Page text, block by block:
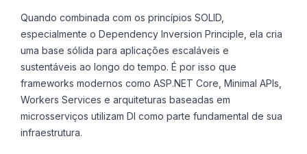
Quando combinada com os princípios SOLID,
especialmente o Dependency Inversion Principle, ela cria
uma base sólida para aplicações escaláveis e
sustentáveis ao longo do tempo. É por isso que
frameworks modernos como ASP.NET Core, Minimal APIs,
Workers Services e arquiteturas baseadas em
microsserviços utilizam DI como parte fundamental de sua
infraestrutura.